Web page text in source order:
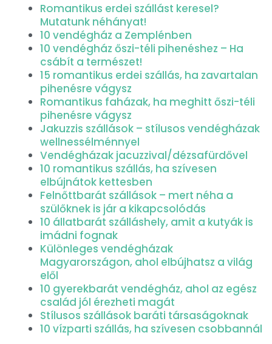
Romantikus erdei szállást keresel?
Mutatunk néhányat!
10 vendégház a Zemplénben
10 vendégház őszi-téli pihenéshez – Ha
csábít a természet!
15 romantikus erdei szállás, ha zavartalan
pihenésre vágysz
Romantikus faházak, ha meghitt őszi-téli
pihenésre vágysz
Jakuzzis szállások – stílusos vendégházak
wellnessélménnyel
Vendégházak jacuzzival/dézsafürdővel
10 romantikus szállás, ha szívesen
elbújnátok kettesben
Felnőttbarát szállások – mert néha a
szülőknek is jár a kikapcsolódás
10 állatbarát szálláshely, amit a kutyák is
imádni fognak
Különleges vendégházak
Magyarországon, ahol elbújhatsz a világ
elől
10 gyerekbarát vendégház, ahol az egész
család jól érezheti magát
Stílusos szállások baráti társaságoknak
10 vízparti szállás, ha szívesen csobbannál